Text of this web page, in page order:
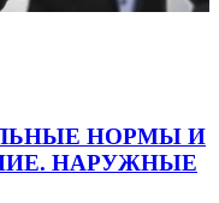
НОРМЫ И
НАРУЖНЫЕ